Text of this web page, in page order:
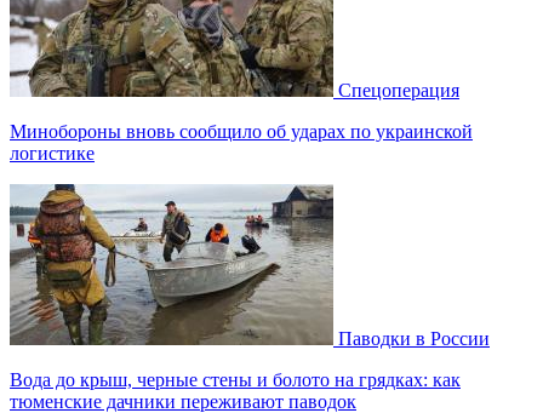
Спецоперация
Минобороны вновь сообщило об ударах по украинской
логистике
Паводки в России
Вода до крыш, черные стены и болото на грядках: как
тюменские дачники переживают паводок